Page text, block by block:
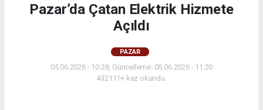
Pazar’da Çatan Elektrik Hizmete
Açıldı
PAZAR
05.06.2026 - 10:28, Güncelleme: 05.06.2026 - 11:20
432111+ kez okundu.